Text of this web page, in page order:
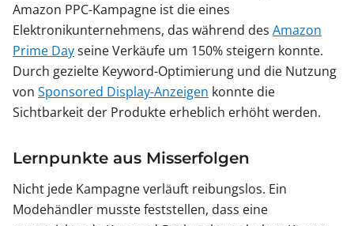
Amazon PPC-Kampagne ist die eines
Elektronikunternehmens, das während des Amazon
Prime Dayseine Verkäufe um 150% steigern konnte.
Durch gezielte Keyword-Optimierung und die Nutzung
von Sponsored Display-Anzeigen konnte die
Sichtbarkeit der Produkte erheblich erhöht werden.
Lernpunkte aus Misserfolgen
Nicht jede Kampagne verläuft reibungslos. Ein
Modehändler musste feststellen, dass eine